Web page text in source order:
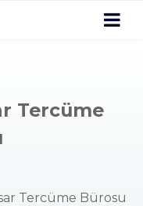
Tercüme
Tercüme Bürosu